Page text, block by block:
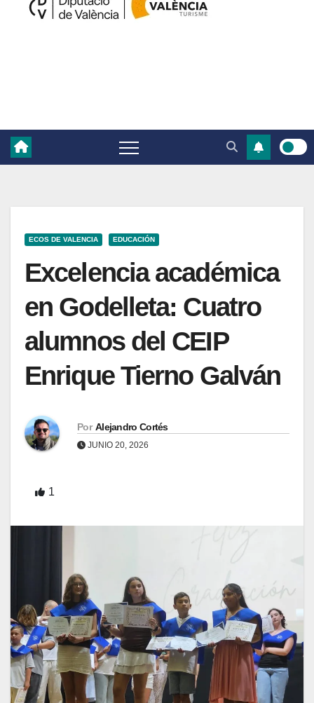
ECOS DE VALENCIA EDUCACIÓN
Excelencia académica
en Godelleta: Cuatro
alumnos del CEIP
Enrique Tierno Galván
Por Alejandro Cortés
JUNIO 20, 2026
1